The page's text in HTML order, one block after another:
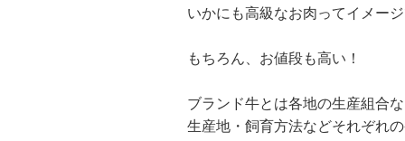
いかにも高級なお肉ってイメー
もちろん、お値段も高い！
ブランド牛とは各地の生産組合
生産地・飼育方法などそれぞれ